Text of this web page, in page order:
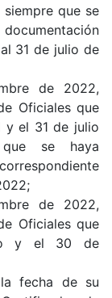
que se
31 de julio de
de 2022,
Oficiales que
y el 31 de julio
se haya
de 2022,
Oficiales que
y el 30 de
fecha de su